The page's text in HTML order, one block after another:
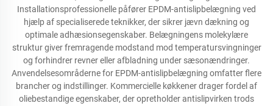
Installationsprofessionelle påfører EPDM-antislipbelægning ved
hjælp af specialiserede teknikker, der sikrer jævn dækning og
optimale adhæsionsegenskaber. Belægningens molekylære
struktur giver fremragende modstand mod temperatursvingninger
og forhindrer revner eller afbladning under sæsonændringer.
Anvendelsesområderne for EPDM-antislipbelægning omfatter flere
brancher og indstillinger. Kommercielle køkkener drager fordel af
oliebestandige egenskaber, der opretholder antislipvirken trods